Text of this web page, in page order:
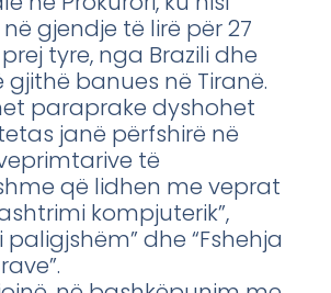
gjendje të lirë për 27
tyre, nga Brazili dhe
gjithë banues në Tiranë.
paraprake dyshohet
janë përfshirë në
të
që lidhen me veprat
kompjuterik”,
paligjshëm” dhe “Fshehja